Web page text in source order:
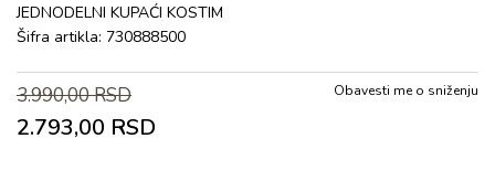
JЕDNОDЕLNI KUPAĆI KОSTIM
Šifra artikla: 730888500
3.990,00RSD
2.793,00 RSD
Obavesti me o sniženju